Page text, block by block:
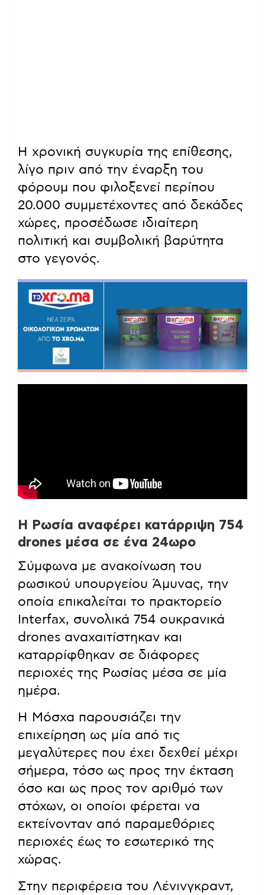
Η χρονική συγκυρία της επίθεσης,
λίγο πριν από την έναρξη του
φόρουμ που φιλοξενεί περίπου
20.000 συμμετέχοντες από δεκάδες
χώρες, προσέδωσε ιδιαίτερη
πολιτική και συμβολική βαρύτητα
στο γεγονός.
Η Ρωσία αναφέρει κατάρριψη 754
drones μέσα σε ένα 24ωρο
Σύμφωνα με ανακοίνωση του
ρωσικού υπουργείου Άμυνας, την
οποία επικαλείται το πρακτορείο
Interfax, συνολικά 754 ουκρανικά
drones αναχαιτίστηκαν και
καταρρίφθηκαν σε διάφορες
περιοχές της Ρωσίας μέσα σε μία
ημέρα.
Η Μόσχα παρουσιάζει την
επιχείρηση ως μία από τις
μεγαλύτερες που έχει δεχθεί μέχρι
σήμερα, τόσο ως προς την έκταση
όσο και ως προς τον αριθμό των
στόχων, οι οποίοι φέρεται να
εκτείνονταν από παραμεθόριες
περιοχές έως το εσωτερικό της
χώρας.
Στην περιφέρεια του Λένινγκραντ,